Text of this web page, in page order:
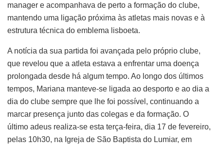
manager e acompanhava de perto a formação do clube,
mantendo uma ligação próxima às atletas mais novas e à
estrutura técnica do emblema lisboeta.
A notícia da sua partida foi avançada pelo próprio clube,
que revelou que a atleta estava a enfrentar uma doença
prolongada desde há algum tempo. Ao longo dos últimos
tempos, Mariana manteve-se ligada ao desporto e ao dia a
dia do clube sempre que lhe foi possível, continuando a
marcar presença junto das colegas e da formação. O
último adeus realiza-se esta terça-feira, dia 17 de fevereiro,
pelas 10h30, na Igreja de São Baptista do Lumiar, em